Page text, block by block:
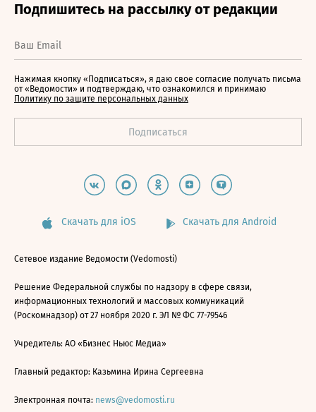
Нажимая кнопку «Подписаться», я даю свое согласие получать письма
от «Ведомости» и подтверждаю, что ознакомился и принимаю
Политику по защите персональных данных
Скачать для iOS Скачать для Android
Сетевое издание Ведомости (Vedomosti)
Решение Федеральной службы по надзору в сфере связи,
информационных технологий и массовых коммуникаций
(Роскомнадзор) от 27 ноября 2020 г. ЭЛ № ФС 77-79546
Учредитель: АО «Бизнес Ньюс Медиа»
Главный редактор: Казьмина Ирина Сергеевна
Электронная почта: news@vedomosti.ru